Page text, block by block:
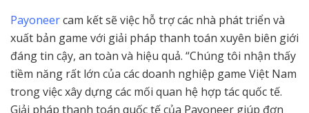
Payoneercam kết sẽ việc hỗ trợ các nhà phát triển và
xuất bản game với giải pháp thanh toán xuyên biên giới
đáng tin cậy, an toàn và hiệu quả. “Chúng tôi nhận thấy
tiềm năng rất lớn của các doanh nghiệp game Việt Nam
trong việc xây dựng các mối quan hệ hợp tác quốc tế.
Giải pháp thanh toán quốc tế của Payoneer giúp đơn